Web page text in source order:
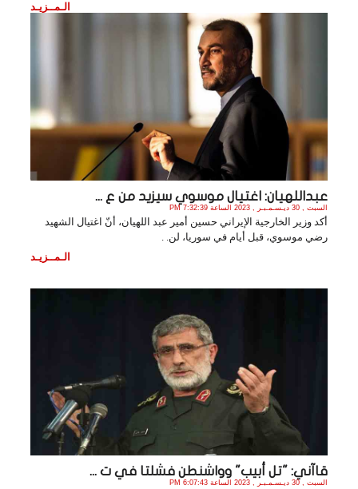
الـمــزيـد
عبداللهيان: اغتيال موسوي سيزيد من ع ...
السبت , 30 ديـسـمـبـر , 2023 الساعة 7:32:39 PM
أكد وزير الخارجية الإيراني حسين أمير عبد اللهيان، أنّ اغتيال الشهيد
رضي موسوي، قبل أيام في سوريا، لن. .
الـمــزيـد
قاآني: "تل أبيب" وواشنطن فشلتا في ت ...
السبت , 30 ديـسـمـبـر , 2023 الساعة 6:07:43 PM